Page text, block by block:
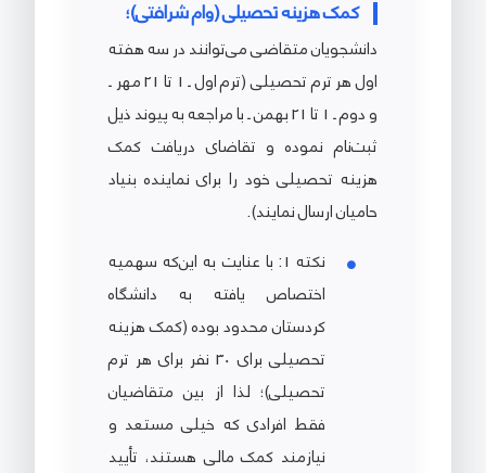
کمک هزینه تحصیلی (وام شرافتی)؛
دانشجویان متقاضی می‌توانند در سه هفته
اول هر ترم تحصیلی (ترم اول ـ 1 تا 21 مهر ـ
و دوم ـ 1 تا 21 بهمن ـ با مراجعه به پیوند ذیل
ثبت‌نام نموده و تقاضای دریافت کمک
هزینه تحصیلی خود را برای نماینده بنیاد
حامیان ارسال نمایند).
نکته 1: با عنایت به این‌که سهمیه
اختصاص یافته به دانشگاه
کردستان محدود بوده (کمک هزینه
تحصیلی برای 30 نفر برای هر ترم
تحصیلی)؛ لذا از بین متقاضیان
فقط افرادی که خیلی مستعد و
نیازمند کمک مالی هستند، تأیید